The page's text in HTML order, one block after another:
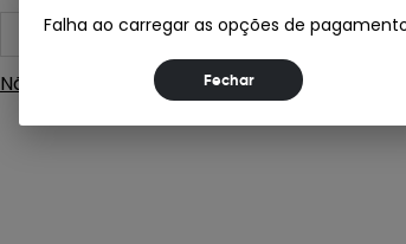
Não sei meu CEP
Falha ao carregar as opções de